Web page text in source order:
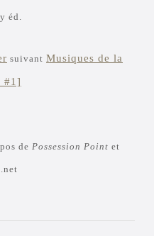
éd.
suivant Musiques de la
#1]
de Possession Point et